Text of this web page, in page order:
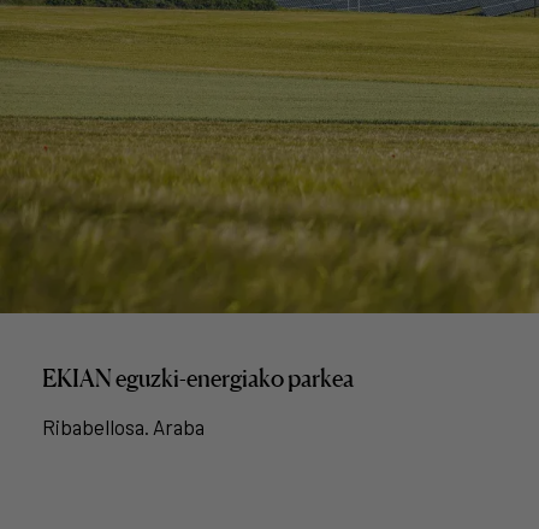
EKIAN eguzki-energiako parkea
Ribabellosa. Araba